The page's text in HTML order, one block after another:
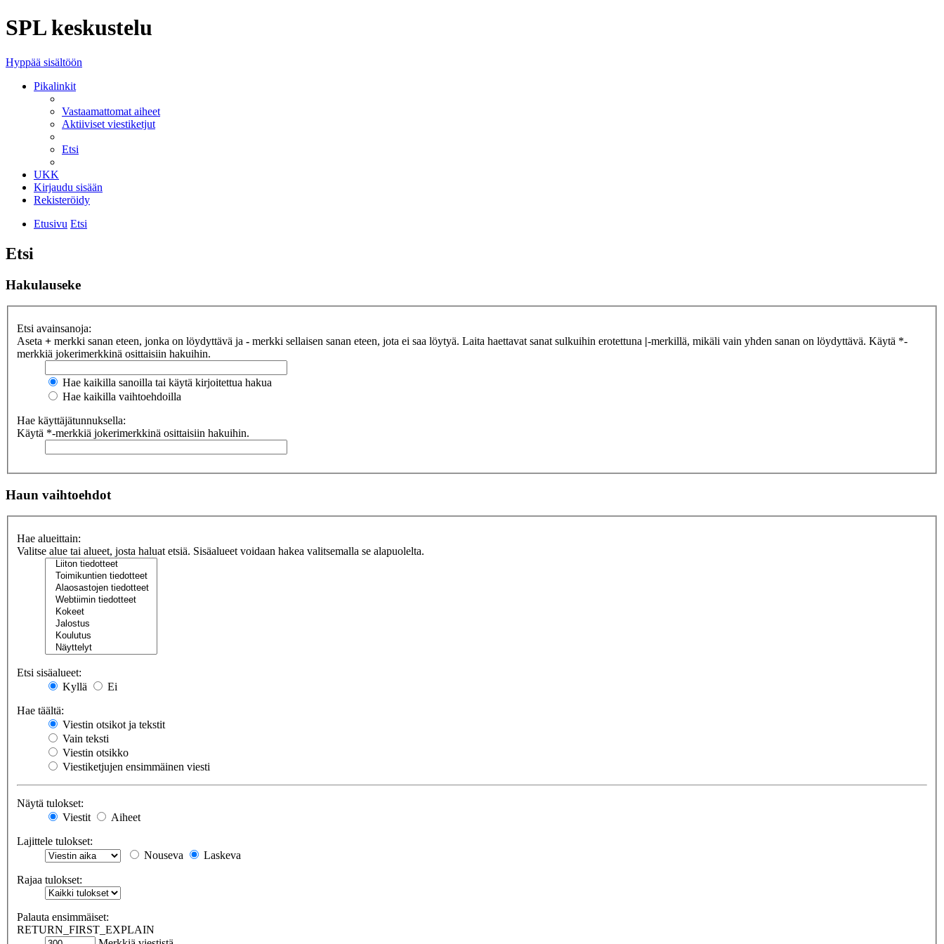
SPL keskustelu
Hyppää sisältöön
Pikalinkit
Vastaamattomat aiheet
Aktiiviset viestiketjut
Etsi
UKK
Kirjaudu sisään
Rekisteröidy
Etusivu Etsi
Etsi
Hakulauseke
Etsi avainsanoja:
Aseta + merkki sanan eteen, jonka on löydyttävä ja - merkki sellaisen sanan eteen, jota ei saa löytyä. Laita haettavat sanat sulkuihin erotettuna |-merkillä, mikäli vain yhden sanan on löydyttävä. Käytä *-
merkkiä jokerimerkkinä osittaisiin hakuihin.
Hae kaikilla sanoilla tai käytä kirjoitettua hakua
Hae kaikilla vaihtoehdoilla
Hae käyttäjätunnuksella:
Käytä *-merkkiä jokerimerkkinä osittaisiin hakuihin.
Haun vaihtoehdot
Hae alueittain:
Valitse alue tai alueet, josta haluat etsiä. Sisäalueet voidaan hakea valitsemalla se alapuolelta.
Etsi sisäalueet:
Kyllä
Ei
Hae täältä:
Viestin otsikot ja tekstit
Vain teksti
Viestin otsikko
Viestiketjujen ensimmäinen viesti
Näytä tulokset:
Viestit
Aiheet
Lajittele tulokset:
Nouseva
Laskeva
Rajaa tulokset:
Palauta ensimmäiset:
RETURN_FIRST_EXPLAIN